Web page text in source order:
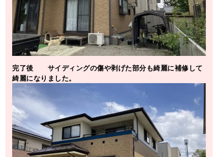
完了後 サイディングの傷や剥げた部分も綺麗に補修して
綺麗になりました。